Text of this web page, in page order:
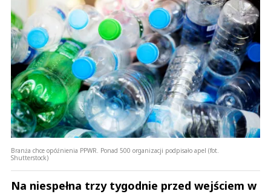
Branża chce opóźnienia PPWR. Ponad 500 organizacji podpisało apel (fot.
Shutterstock)
Na niespełna trzy tygodnie przed wejściem w